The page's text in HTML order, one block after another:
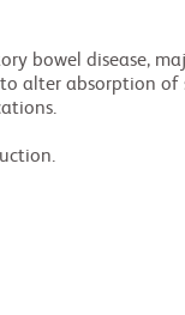
bowel disease,
alter absorption